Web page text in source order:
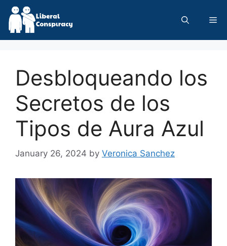
Skip
content
Desbloqueando los
Secretos de los
Tipos de Aura Azul
January 26, 2024 by Veronica Sanchez